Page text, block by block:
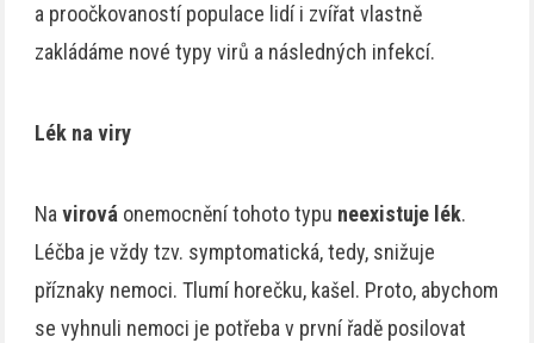
a proočkovaností populace lidí i zvířat vlastně
zakládáme nové typy virů a následných infekcí.
Lék na viry
Navirová onemocnění tohoto typu neexistuje lék.
Léčba je vždy tzv. symptomatická, tedy, snižuje
příznaky nemoci. Tlumí horečku, kašel. Proto, abychom
se vyhnuli nemoci je potřeba v první řadě posilovat